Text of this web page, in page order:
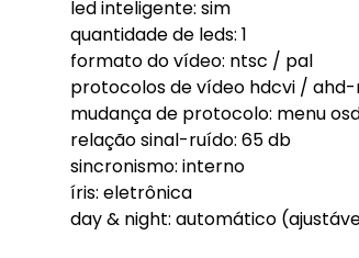
led inteligente: sim
quantidade de leds: 1
formato do vídeo: ntsc / pal
protocolos de vídeo hdcvi /
mudança de protocolo: menu
relação sinal-ruído: 65 db
sincronismo: interno
íris: eletrônica
day & night: automático